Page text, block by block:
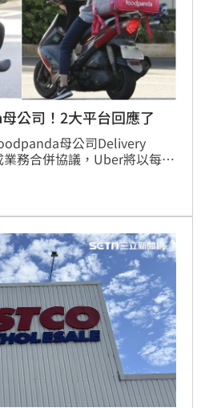
公司！2大平台回應了
母公司Delivery
務合併協議，Uber將以每股
幣4800億元、約148億美